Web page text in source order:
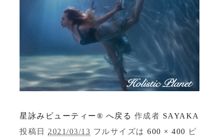
星詠みビューティー® へ戻る 作成者 SAYAKA
投稿日 2021/03/13 フルサイズは 600 × 400 ピ